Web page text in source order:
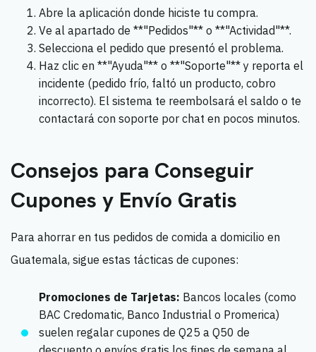
Abre la aplicación donde hiciste tu compra.
Ve al apartado de **"Pedidos"** o **"Actividad"**.
Selecciona el pedido que presentó el problema.
Haz clic en **"Ayuda"** o **"Soporte"** y reporta el
incidente (pedido frío, faltó un producto, cobro
incorrecto). El sistema te reembolsará el saldo o te
contactará con soporte por chat en pocos minutos.
Consejos para Conseguir
Cupones y Envío Gratis
Para ahorrar en tus pedidos de comida a domicilio en
Guatemala, sigue estas tácticas de cupones:
Promociones de Tarjetas: Bancos locales (como
BAC Credomatic, Banco Industrial o Promerica)
suelen regalar cupones de Q25 a Q50 de